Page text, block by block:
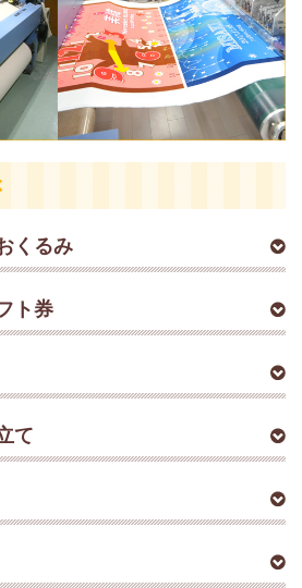
くるみ
ト券
て